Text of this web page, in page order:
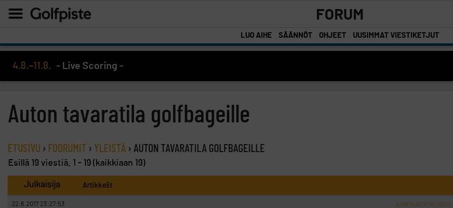
FORUM
LUO AIHE SÄÄNNÖT OHJEET UUSIMMAT VIESTIKETJUT
4.8.–11.8. - Live Scoring -
Auton tavaratila golfbageille
ETUSIVU › FOORUMIT › YLEISTÄ › AUTON TAVARATILA GOLFBAGEILLE
Esillä 19 viestiä, 1 - 19 (kaikkiaan 19)
Julkaisija Artikkelit
22.6.2017 23:27:53 ILMOITA ASIATON VIESTI